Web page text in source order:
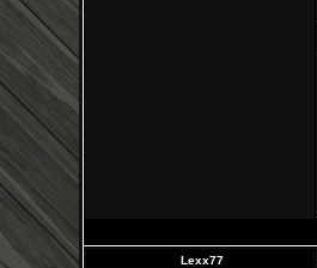
Lexx77